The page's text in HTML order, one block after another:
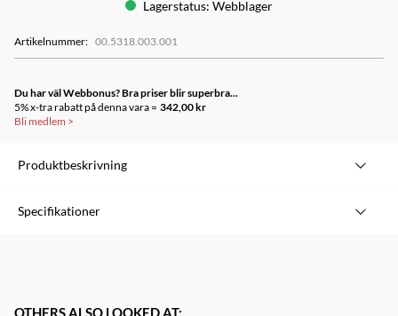
Lagerstatus: Webblager
Artikelnummer: 00.5318.003.001
Du har väl Webbonus? Bra priser blir superbra...
5% x-tra rabatt på denna vara = 342,00 kr
Bli medlem >
Produktbeskrivning
Specifikationer
Bromstyp
OTHERS ALSO LOOKED AT: